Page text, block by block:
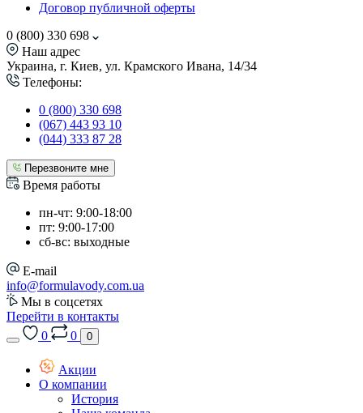
Договор публичной оферты
0 (800) 330 698
Наш адрес
Украина, г. Киев, ул. Крамского Ивана, 14/34
Телефоны:
0 (800) 330 698
(067) 443 93 10
(044) 333 87 28
Перезвоните мне
Время работы
пн-чт: 9:00-18:00
пт: 9:00-17:00
сб-вс: выходные
E-mail
info@formulavody.com.ua
Мы в соцсетях
Перейти в контакты
0
0 0
Акции
О компании
История